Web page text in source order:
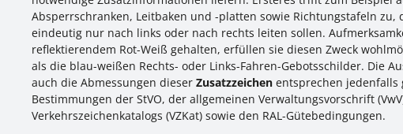
Absperrschranken, Leitbaken und -platten sowie Richtungstafeln zu,
eindeutig nur nach links oder nach rechts leiten sollen.
reflektierendem Rot-Weiß gehalten, erfüllen sie diesen Zweck
als die blau-weißen Rechts- oder Links-Fahren-Gebotsschilder. Die
auch die Abmessungen dieser Zusatzzeichen entsprechen jedenfalls
Bestimmungen der StVO, der allgemeinen Verwaltungsvorschrift
Verkehrszeichenkatalogs (VZKat) sowie den RAL-Gütebedingungen.